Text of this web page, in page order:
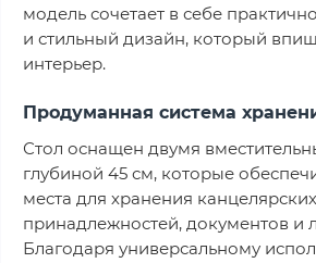
модель сочетает в себе
и стильный дизайн, который
интерьер.
Продуманная система
Стол оснащен двумя
глубиной 45 см, которые
места для хранения канцелярских
принадлежностей, документов и
Благодаря универсальному